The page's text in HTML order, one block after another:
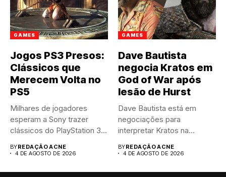
GAMES
Jogos PS3 Presos:
Clássicos que
Merecem Volta no
PS5
Milhares de jogadores
esperam a Sony trazer
clássicos do PlayStation 3
BYREDAÇÃO ACNE
4 DE AGOSTO DE 2026
GAMES
Dave Bautista
negocia Kratos em
God of War após
lesão de Hurst
Dave Bautista está em
negociações para
interpretar Kratos na
aguardada série live-
action...
BYREDAÇÃO ACNE
4 DE AGOSTO DE 2026